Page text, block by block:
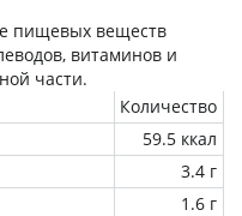
пищевых веществ
витаминов и
части.
Количество
59.5 ккал
3.4 г
1.6 г